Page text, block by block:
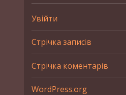
Увійти
Стрічка записів
Стрічка коментарів
WordPress.org